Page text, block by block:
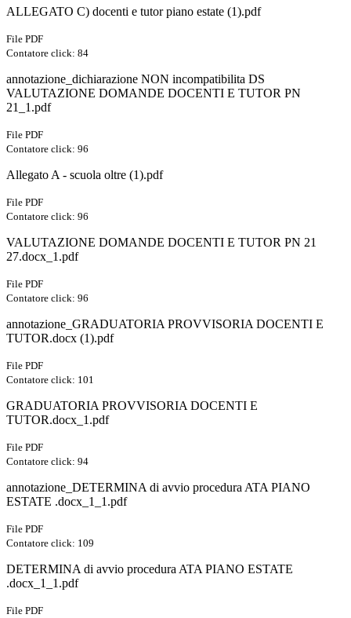
ALLEGATO C) docenti e tutor piano estate (1).pdf
File PDF
Contatore click: 84
annotazione_dichiarazione NON incompatibilita DS
VALUTAZIONE DOMANDE DOCENTI E TUTOR PN
21_1.pdf
File PDF
Contatore click: 96
Allegato A - scuola oltre (1).pdf
File PDF
Contatore click: 96
VALUTAZIONE DOMANDE DOCENTI E TUTOR PN 21
27.docx_1.pdf
File PDF
Contatore click: 96
annotazione_GRADUATORIA PROVVISORIA DOCENTI E
TUTOR.docx (1).pdf
File PDF
Contatore click: 101
GRADUATORIA PROVVISORIA DOCENTI E
TUTOR.docx_1.pdf
File PDF
Contatore click: 94
annotazione_DETERMINA di avvio procedura ATA PIANO
ESTATE .docx_1_1.pdf
File PDF
Contatore click: 109
DETERMINA di avvio procedura ATA PIANO ESTATE
.docx_1_1.pdf
File PDF